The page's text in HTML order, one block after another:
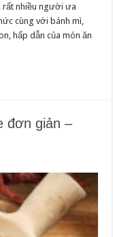
rất nhiều người ưa
cùng với bánh mì,
hấp dẫn của món ăn
đơn giản –